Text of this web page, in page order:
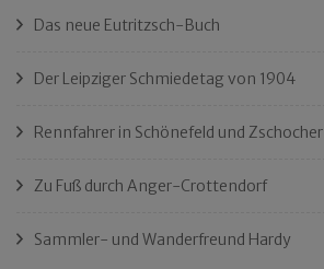
Das neue Eutritzsch-Buch
Der Leipziger Schmiedetag von 1904
Rennfahrer in Schönefeld und Zschocher
Zu Fuß durch Anger-Crottendorf
Sammler- und Wanderfreund Hardy